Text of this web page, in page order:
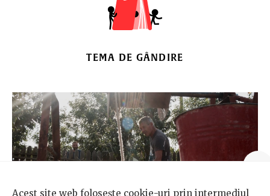
TEMA DE GÂNDIRE
Acest site web folosește cookie-uri prin intermediul